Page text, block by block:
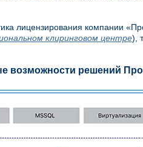
лицензирования компании
клиринговом центре),
возможности решений